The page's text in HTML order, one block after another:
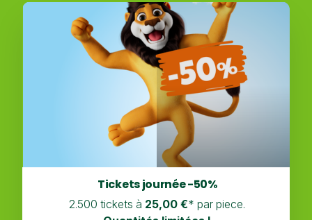
Tickets journée -50%
2.500 tickets à 25,00 €* par piece.